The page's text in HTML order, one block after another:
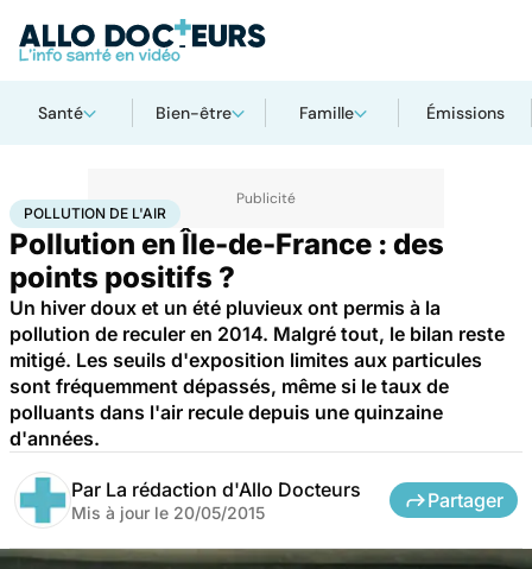
Santé Bien-être Famille Émissions
AccueilBien-être Pollution de l'air
POLLUTION DE L'AIR
Pollution en Île-de-France : des
points positifs ?
Un hiver doux et un été pluvieux ont permis à la
pollution de reculer en 2014. Malgré tout, le bilan reste
mitigé. Les seuils d'exposition limites aux particules
sont fréquemment dépassés, même si le taux de
polluants dans l'air recule depuis une quinzaine
d'années.
Par La rédaction d'Allo Docteurs
Mis à jour le 20/05/2015
Partager